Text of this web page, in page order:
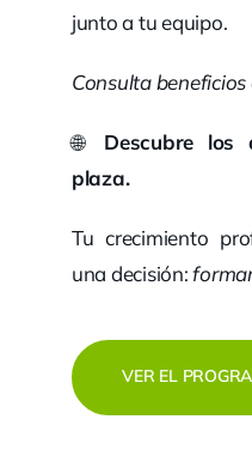
junto a tu equipo.
Consulta
🌐 Descubre los
plaza.
Tu crecimiento
una decisión:
VER EL